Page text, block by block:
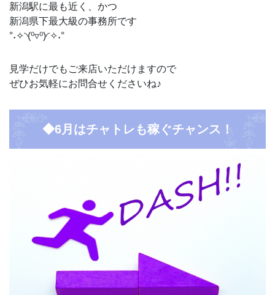
新潟駅に最も近く、かつ
新潟県下最大級の事務所です
°˖✧◝(⁰▿⁰)◜✧˖°
見学だけでもご来店いただけますので
ぜひお気軽にお問合せくださいね♪
◆6月はチャトレも稼ぐチャンス！